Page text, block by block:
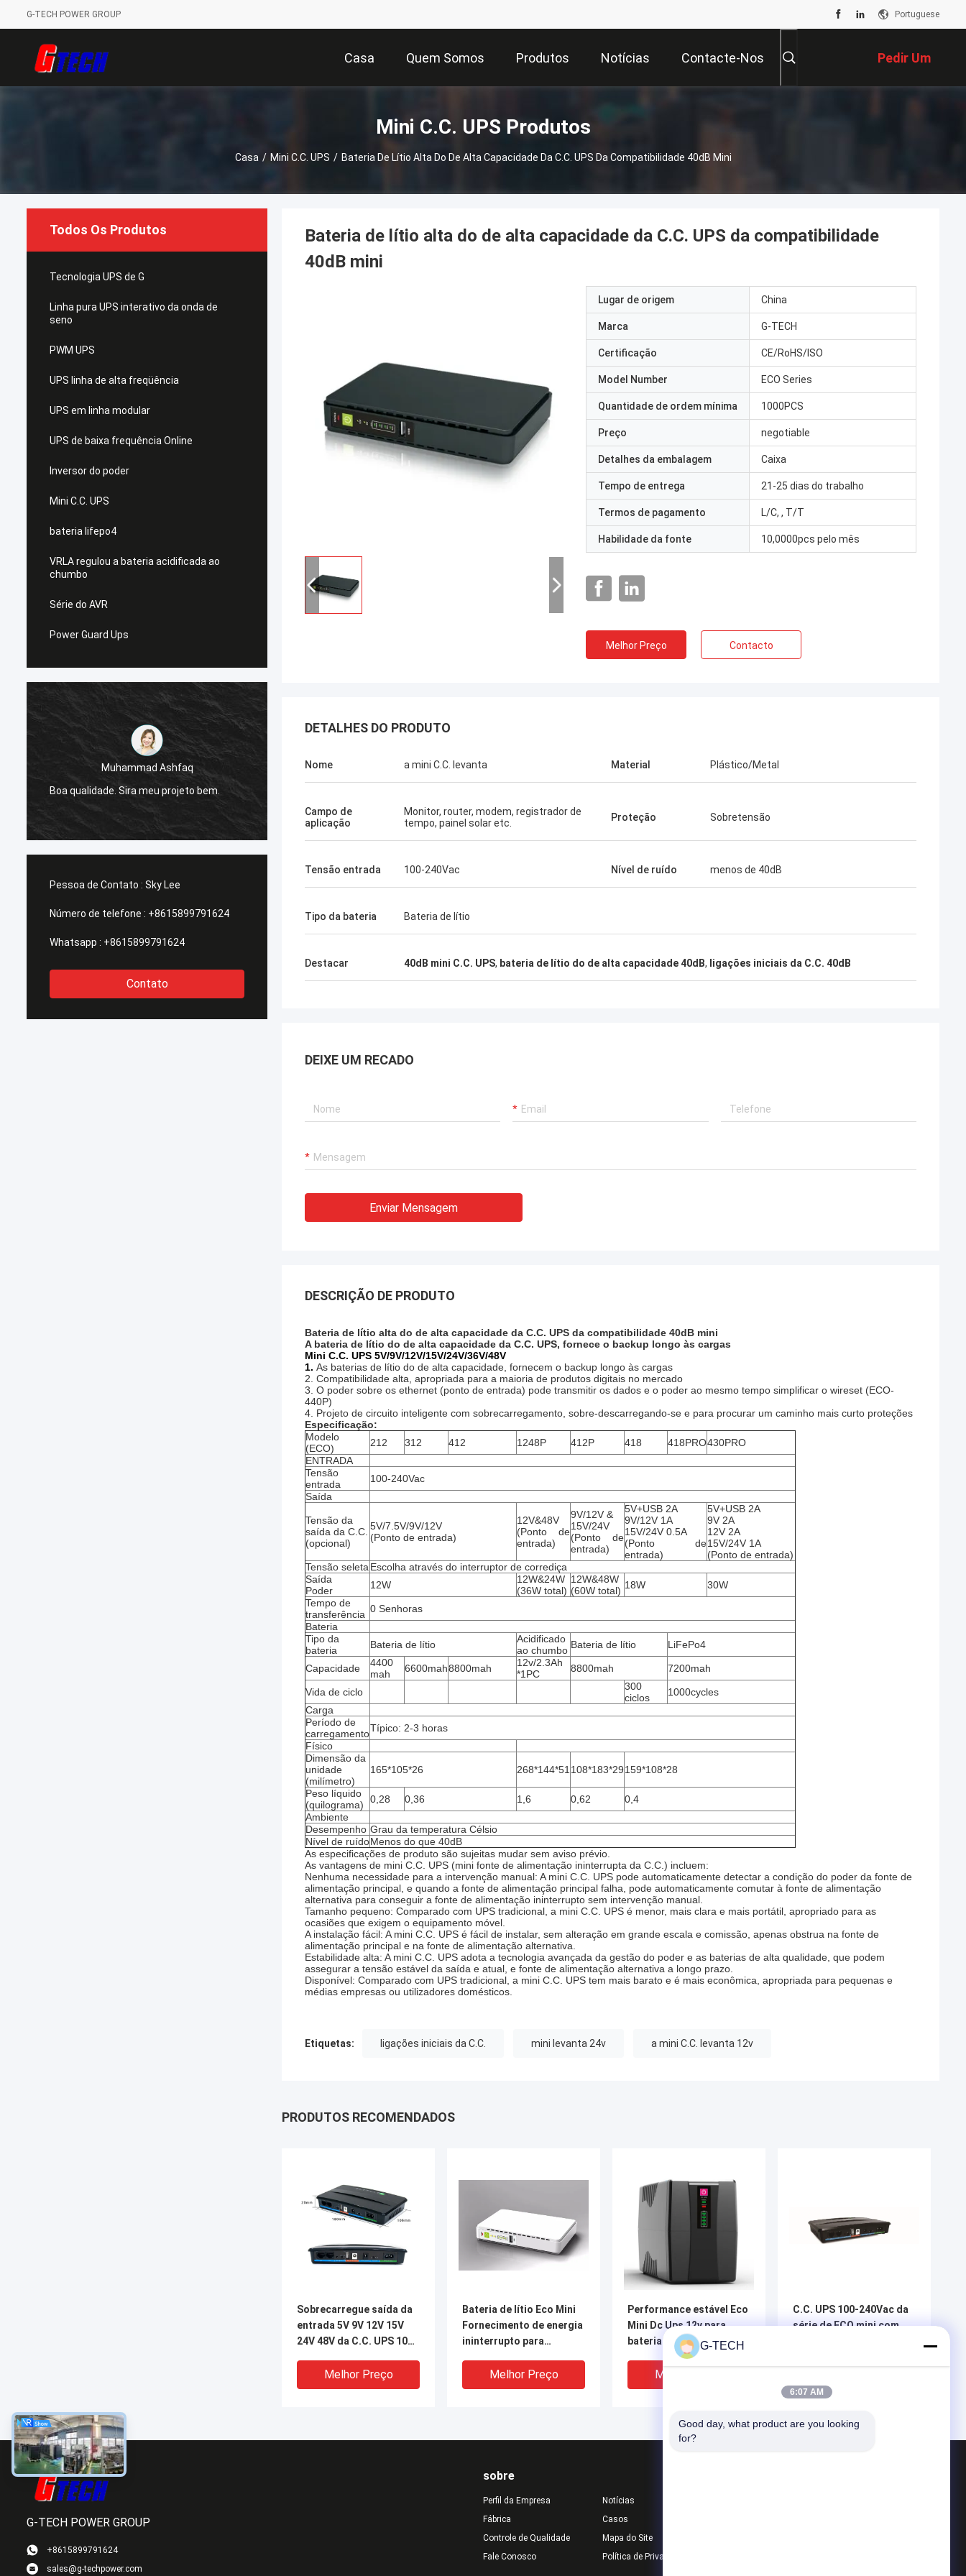
G-TECH POWER GROUP Portuguese
Casa Quem Somos Produtos Notícias Contacte-Nos Pedir Um
Orçamento
Mini C.C. UPS Produtos
Casa / Mini C.C. UPS / Bateria De Lítio Alta Do De Alta Capacidade Da C.C. UPS Da Compatibilidade 40dB Mini
Todos Os Produtos
Tecnologia UPS de G
Linha pura UPS interativo da onda de
seno
PWM UPS
UPS linha de alta freqüência
UPS em linha modular
UPS de baixa frequência Online
Inversor do poder
Mini C.C. UPS
bateria lifepo4
VRLA regulou a bateria acidificada ao
chumbo
Série do AVR
Power Guard Ups
Muhammad Ashfaq
Boa qualidade. Sira meu projeto bem.
estável, e com bom serviço, eu aprecio!
Pessoa de Contato : Sky Lee
Número de telefone : +8615899791624
Whatsapp : +8615899791624
Contato
Bateria de lítio alta do de alta capacidade da C.C. UPS da compatibilidade
40dB mini
Lugar de origem China
Marca G-TECH
Certificação CE/RoHS/ISO
Model Number ECO Series
Quantidade de ordem mínima 1000PCS
Preço negotiable
Detalhes da embalagem Caixa
Tempo de entrega 21-25 dias do trabalho
Termos de pagamento L/C, , T/T
Habilidade da fonte 10,0000pcs pelo mês
Melhor Preço Contacto
DETALHES DO PRODUTO
Nome a mini C.C. levanta Material Plástico/Metal
Campo de
aplicação
Monitor, router, modem, registrador de
tempo, painel solar etc.
Proteção Sobretensão
Tensão entrada 100-240Vac Nível de ruído menos de 40dB
Tipo da bateria Bateria de lítio
Destacar 40dB mini C.C. UPS, bateria de lítio do de alta capacidade 40dB, ligações iniciais da C.C. 40dB
DEIXE UM RECADO
Enviar Mensagem
DESCRIÇÃO DE PRODUTO
Bateria de lítio alta do de alta capacidade da C.C. UPS da compatibilidade 40dB mini
A bateria de lítio do de alta capacidade da C.C. UPS, fornece o backup longo às cargas
Mini C.C. UPS 5V/9V/12V/15V/24V/36V/48V
1. As baterias de lítio do de alta capacidade, fornecem o backup longo às cargas
2. Compatibilidade alta, apropriada para a maioria de produtos digitais no mercado
3. O poder sobre os ethernet (ponto de entrada) pode transmitir os dados e o poder ao mesmo tempo simplificar o wireset (ECO-
440P)
4. Projeto de circuito inteligente com sobrecarregamento, sobre-descarregando-se e para procurar um caminho mais curto proteções
Especificação:
Modelo
(ECO)
212 312 412 1248P 412P 418 418PRO430PRO
ENTRADA
Tensão
entrada
100-240Vac
Saída
Tensão da
saída da C.C.
(opcional)
5V/7.5V/9V/12V
(Ponto de entrada)
12V&48V
(Ponto de
entrada)
9V/12V &
15V/24V
(Ponto de
entrada)
5V+USB 2A
9V/12V 1A
15V/24V 0.5A
(Ponto de
entrada)
5V+USB 2A
9V 2A
12V 2A
15V/24V 1A
(Ponto de entrada)
Tensão seleta Escolha através do interruptor de corrediça
Saída
Poder
12W
12W&24W
(36W total)
12W&48W
(60W total) 18W
30W
Tempo de
transferência 0 Senhoras
Bateria
Tipo da
bateria
Bateria de lítio
Acidificado
ao chumbo Bateria de lítio LiFePo4
Capacidade
4400
mah
6600mah8800mah
12v/2.3Ah
*1PC
8800mah 7200mah
Vida de ciclo
300
ciclos
1000cycles
Carga
Período de
carregamentoTípico: 2-3 horas
Físico
Dimensão da
unidade
(milímetro)
165*105*26 268*144*51 108*183*29159*108*28
Peso líquido
(quilograma)
0,28 0,36 1,6 0,62
0,4
Ambiente
Desempenho Grau da temperatura Célsio
Nível de ruídoMenos do que 40dB
As especificações de produto são sujeitas mudar sem aviso prévio.
As vantagens de mini C.C. UPS (mini fonte de alimentação ininterrupta da C.C.) incluem:
Nenhuma necessidade para a intervenção manual: A mini C.C. UPS pode automaticamente detectar a condição do poder da fonte de
alimentação principal, e quando a fonte de alimentação principal falha, pode automaticamente comutar à fonte de alimentação
alternativa para conseguir a fonte de alimentação ininterrupto sem intervenção manual.
Tamanho pequeno: Comparado com UPS tradicional, a mini C.C. UPS é menor, mais clara e mais portátil, apropriado para as
ocasiões que exigem o equipamento móvel.
A instalação fácil: A mini C.C. UPS é fácil de instalar, sem alteração em grande escala e comissão, apenas obstrua na fonte de
alimentação principal e na fonte de alimentação alternativa.
Estabilidade alta: A mini C.C. UPS adota a tecnologia avançada da gestão do poder e as baterias de alta qualidade, que podem
assegurar a tensão estável da saída e atual, e fonte de alimentação alternativa a longo prazo.
Disponível: Comparado com UPS tradicional, a mini C.C. UPS tem mais barato e é mais econômica, apropriada para pequenas e
médias empresas ou utilizadores domésticos.
Etiquetas: ligações iniciais da C.C. mini levanta 24v a mini C.C. levanta 12v
PRODUTOS RECOMENDADOS
Sobrecarregue saída da
entrada 5V 9V 12V 15V
24V 48V da C.C. UPS 100-
Melhor Preço
Bateria de lítio Eco Mini
Fornecimento de energia
ininterrupto para
Melhor Preço
Performance estável Eco
Mini Dc Ups 12v para
bateria de chumbo-ácido
Melhor Preço
C.C. UPS 100-240Vac da
série de ECO mini com
G-TECH POWER GROUP
+8615899791624
sales@g-techpower.com
sobre
Perfil da Empresa
Fábrica
Controle de Qualidade
Fale Conosco
Notícias
Casos
Mapa do Site
Política de Privacidade
G-TECH
6:07 AM
Good day, what product are you looking
for?